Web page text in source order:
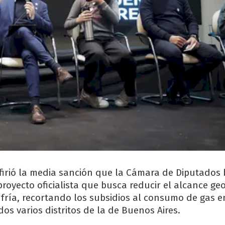
la media sanción que la Cámara de Diputados
oficialista que busca reducir el alcance
recortando los subsidios al consumo de gas
varios distritos de la de Buenos Aires.